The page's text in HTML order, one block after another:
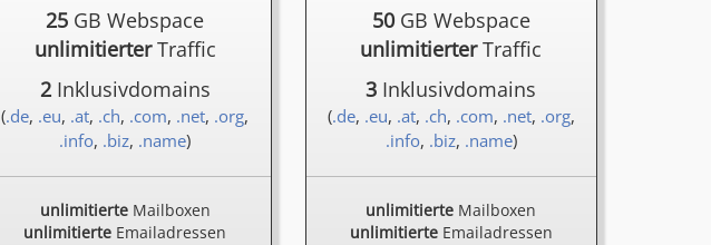
25 GB Webspace
unlimitierterTraffic
2Inklusivdomains
(.de, .eu, .at, .ch, .com, .net, .org,
.info, .biz, .name)
unlimitierteMailboxen
unlimitierte Emailadressen
50GB Webspace
unlimitierterTraffic
3 Inklusivdomains
(.de, .eu, .at, .ch, .com, .net, .org,
.info, .biz, .name)
unlimitierte Mailboxen
unlimitierteEmailadressen